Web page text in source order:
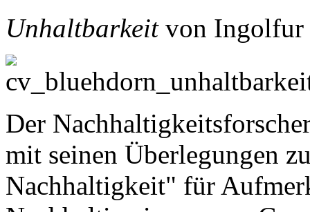
Unhaltbarkeitvon Ingolfur
Der
mit seinen Überlegungen
Nachhaltigkeit" für